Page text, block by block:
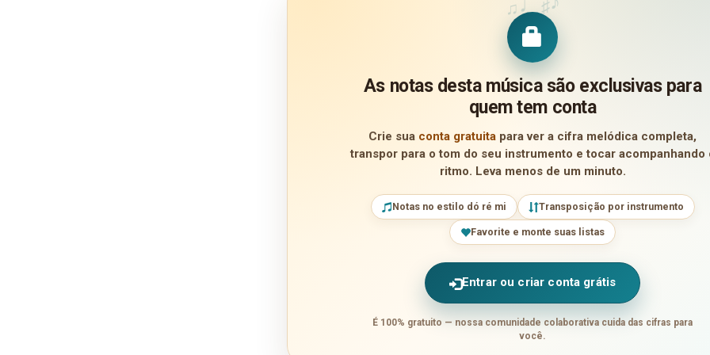
♫ ♯
As notas desta música são exclusivas para
quem tem conta
Crie sua conta gratuita para ver a cifra melódica completa,
transpor para o tom do seu instrumento e tocar acompanhando
ritmo. Leva menos de um minuto.
Notas no estilo dó ré mi Transposição por instrumento
Favorite e monte suas listas
Entrar ou criar conta grátis
É 100% gratuito — nossa comunidade colaborativa cuida das cifras para
você.